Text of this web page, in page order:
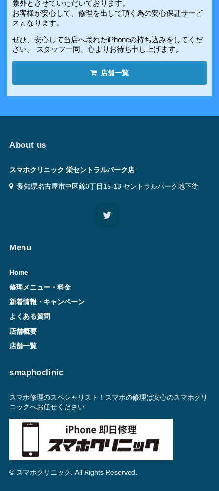
象外とさせていただいております。
お客様が安心して、修理を出して頂く為の安心保証サービ
スとなります。
ぜひ、安心して当店へ壊れたiPhoneの持ち込みをしてくだ
さい。 スタッフ一同、心よりお待ち申し上げます。
店舗一覧
About us
スマホクリニック 栄セントラルパーク店
愛知県名古屋市中区錦3丁目15-13 セントラルパーク地下街
Menu
Home
修理メニュー・料金
新着情報・キャンペーン
よくある質問
店舗概要
店舗一覧
smaphoclinic
スマホ修理のスペシャリスト！スマホの修理は安心のスマホクリ
ニックへお任せください
© スマホクリニック. All Rights Reserved.